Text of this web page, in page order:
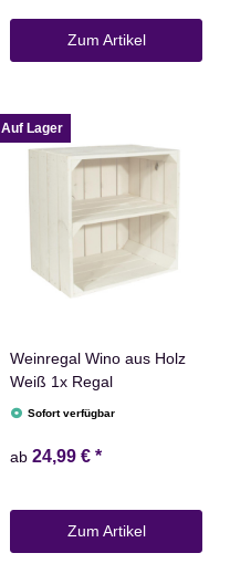
Zum Artikel
Auf Lager
Weinregal Wino aus Holz
Weiß 1x Regal
Sofort verfügbar
ab 24,99 € *
Zum Artikel